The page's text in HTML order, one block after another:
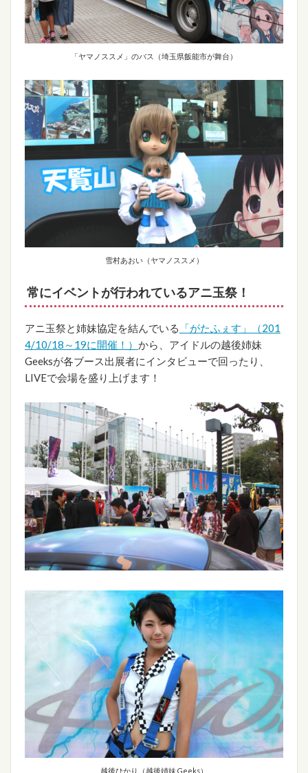
「ヤマノススメ」のバス（埼玉県飯能市が舞台）
雪村あおい（ヤマノススメ）
常にイベントが行われているアニ玉祭！
アニ玉祭と姉妹協定を結んでいる
「がたふぇす」（201
4/10/18～19に開催！） から、アイドルの越後姉妹
Geeksが各ブース出展者にインタビューで回ったり、
LIVEで会場を盛り上げます！
越後ひかり（越後姉妹 Geeks）